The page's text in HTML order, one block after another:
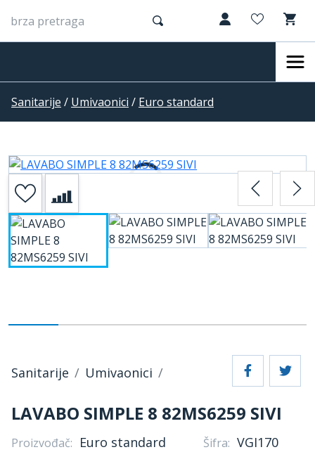
Sanitarije / Umivaonici / Euro standard
Sanitarije Umivaonici
LAVABO SIMPLE 8 82MS6259 SIVI
Proizvođač: Euro standard Šifra: VGI170